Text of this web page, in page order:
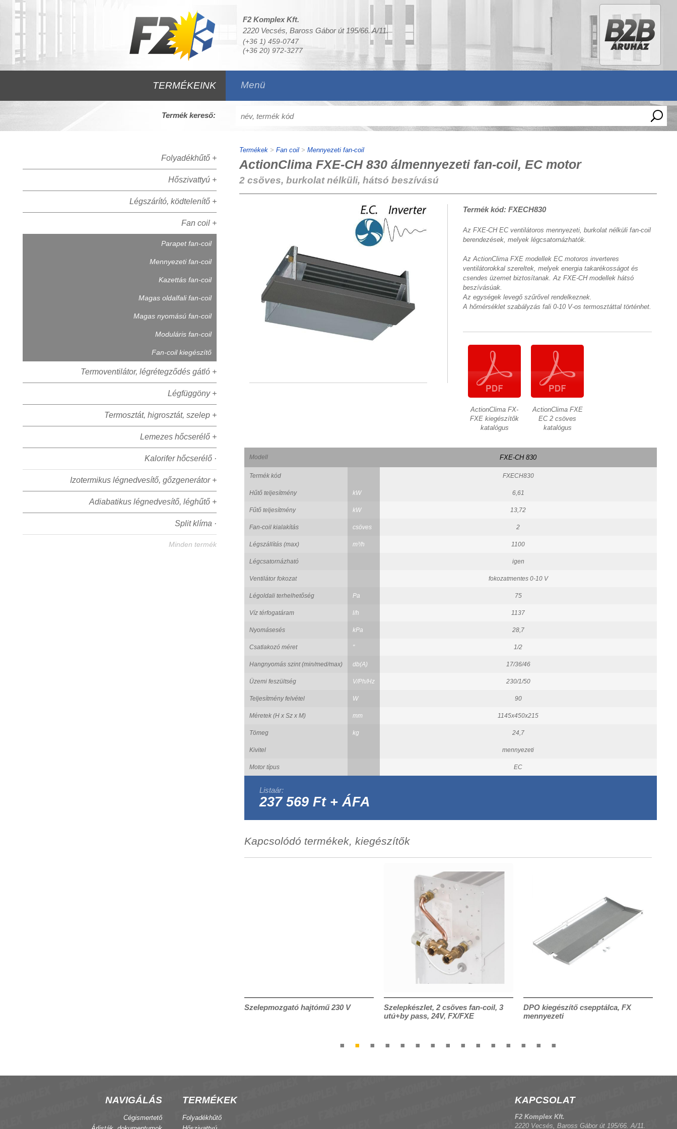
F2 Komplex Kft.
2220 Vecsés, Baross Gábor út 195/66. A/11.
(+36 1) 459-0747
(+36 20) 972-3277
TERMÉKEINK Menü
Termék kereső:
Folyadékhűtő +
Hőszivattyú +
Légszárító, ködtelenítő +
Fan coil +
Parapet fan-coil
Mennyezeti fan-coil
Kazettás fan-coil
Magas oldalfali fan-coil
Magas nyomású fan-coil
Moduláris fan-coil
Fan-coil kiegészítő
Termoventilátor, légrétegződés gátló +
Légfüggöny +
Termosztát, higrosztát, szelep +
Lemezes hőcserélő +
Kalorifer hőcserélő ·
Izotermikus légnedvesítő, gőzgenerátor +
Adiabatikus légnedvesítő, léghűtő +
Split klíma ·
Minden termék
Termékek> Fan coil> Mennyezeti fan-coil
ActionClima FXE-CH 830 álmennyezeti fan-coil, EC motor
2 csöves, burkolat nélküli, hátsó beszívású
Termék kód: FXECH830
Az FXE-CH EC ventilátoros mennyezeti, burkolat nélküli fan-coil
berendezések, melyek légcsatornázhatók.
Az ActionClima FXE modellek EC motoros inverteres
ventilátorokkal szereltek, melyek energia takarékosságot és
csendes üzemet biztosítanak. Az FXE-CH modellek hátsó
beszívásúak.
Az egységek levegő szűrővel rendelkeznek.
A hőmérséklet szabályzás fali 0-10 V-os termosztáttal történhet.
ActionClima FX-
FXE kiegészítők
katalógus
ActionClima FXE
EC 2 csöves
katalógus
Modell FXE-CH 830
Termék kód FXECH830
Hűtő teljesítmény kW 6,61
Fűtő teljesítmény kW 13,72
Fan-coil kialakítás csöves 2
Légszállítás (max) m³/h 1100
Légcsatornázható igen
Ventilátor fokozat fokozatmentes 0-10 V
Légoldali terhelhetőség Pa 75
Víz térfogatáram l/h 1137
Nyomásesés kPa 28,7
Csatlakozó méret " 1/2
Hangnyomás szint (min/med/max) db(A) 17/36/46
Üzemi feszültség V/Ph/Hz 230/1/50
Teljesítmény felvétel W 90
Méretek (H x Sz x M) mm 1145x450x215
Tömeg kg 24,7
Kivitel mennyezeti
Motor típus EC
Listaár:
237 569 Ft + ÁFA
Kapcsolódó termékek, kiegészítők
Szelepmozgató hajtómű 230 V
Szelepkészlet, 2 csöves fan-coil, 3
utú+by pass, 24V, FX/FXE
DPO kiegészítő csepptálca, FX
mennyezeti
NAVIGÁLÁS
Cégismertető
TERMÉKEK
Folyadékhűtő
KAPCSOLAT
F2 Komplex Kft.
2220 Vecsés, Baross Gábor út 195/66. A/11.